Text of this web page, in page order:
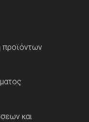
προϊόντων
και